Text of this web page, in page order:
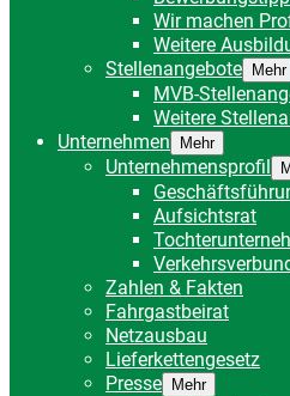
Wir machen
Weitere
Stellenangebote
Mehr
MVB-
Weitere
Unternehmen
Mehr
Unternehmensprofil
Aufsichtsrat
Zahlen & Fakten
Fahrgastbeirat
Netzausbau
Lieferkettengesetz
Presse
Mehr